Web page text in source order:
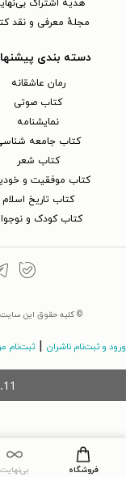
هدیه اشتراک
مجلهٔ معرفی و نقد
دسته بندی
رمان عاشقانه
کتاب‌ صوتی
نمایشنامه
کتاب جامعه
کتاب شعر
کتاب موفقیت و
کتاب تاریخ اسلام
کتاب کودک و
© کلیه حقوق این سایت
ورود و ثبت‌نام ناشران ثبت‌نام
فروشگاه بی‌نهایت